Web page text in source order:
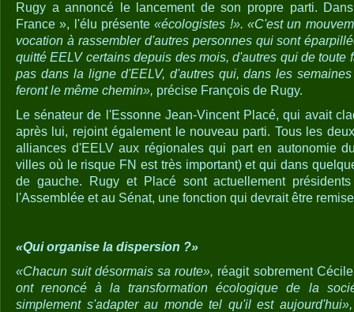
Rugy a annoncé le lancement de son propre parti.
France », l'élu présente«écologistes !». «C'est un
vocation à rassembler d'autres personnes qui sont
quitté EELV certains depuis des mois, d'autres qui de toute
pas dans la ligne d'EELV, d'autres qui, dans les
feront le même chemin», précise François de Rugy.
Le sénateur de l'Essonne Jean-Vincent Placé, qui avait
après lui, rejoint également le nouveau parti. Tous les
alliances d'EELV aux régionales qui part en autonomie
villes où le risque FN est très important) et qui dans
de gauche. Rugy et Placé sont actuellement
l'Assemblée et au Sénat, une fonction qui devrait être
«Qui organise la dispersion ?»
«Chacun suit désormais sa route», réagit sobrement
ont renoncé à la transformation écologique de la
simplement s'adapter au monde tel qu'il est